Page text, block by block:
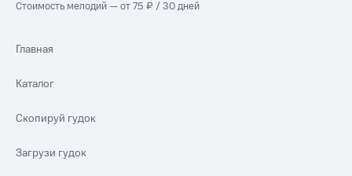
Стоимость мелодий — от 75 ₽ / 30 дней
Главная
Каталог
Скопируй гудок
Загрузи гудок